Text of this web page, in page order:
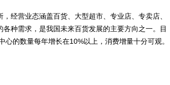
营业态涵盖百货、大型超市、专业店、专卖店、
种需求，是我国未来百货发展的主要方向之一。目
的数量每年增长在10%以上，消费增量十分可观。